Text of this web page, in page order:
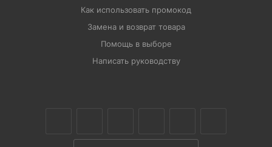
Как использовать промокод
Замена и возврат товара
Помощь в выборе
Написать руководству